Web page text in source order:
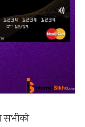
सभीको